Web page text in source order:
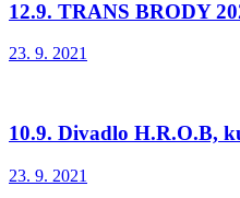
12.9. TRANS BRODY
23. 9. 2021
10.9. Divadlo H.R.O.B,
23. 9. 2021